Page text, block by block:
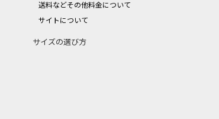
送料などその他料金について
サイトについて
サイズの選び方